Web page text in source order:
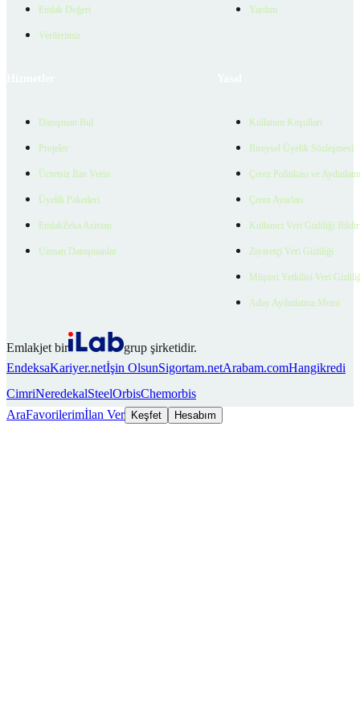
Emlak Değeri
Verilerimiz
Yardım
Danışman Bul
Projeler
Ücretsiz İlan Verin
Üyelik Paketleri
EmlakZeka Asistan
Uzman Danışmanlar
Kullanım Koşulları
Bireysel Üyelik Sözleşmesi
Çerez Politikası ve
Çerez Ayarları
Kullanıcı Veri Gizliliği
Ziyaretçi Veri Gizliliği
Müşteri Yetkilisi Veri
Aday Aydınlatma Metni
Emlakjet bir
grup şirketidir.
EndeksaKariyer.netİşin OlsunSigortam.netArabam.comHangikredi
CimriNeredekalSteelOrbisChemorbis
AraFavorilerimİlan Ver Keşfet Hesabım